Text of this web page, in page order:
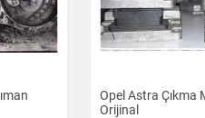
Opel Astra Çıkma
Orijinal